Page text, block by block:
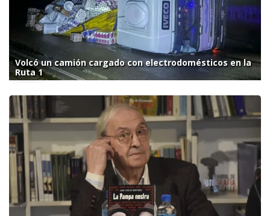
Volcó un camión cargado con electrodomésticos en la
Ruta 1